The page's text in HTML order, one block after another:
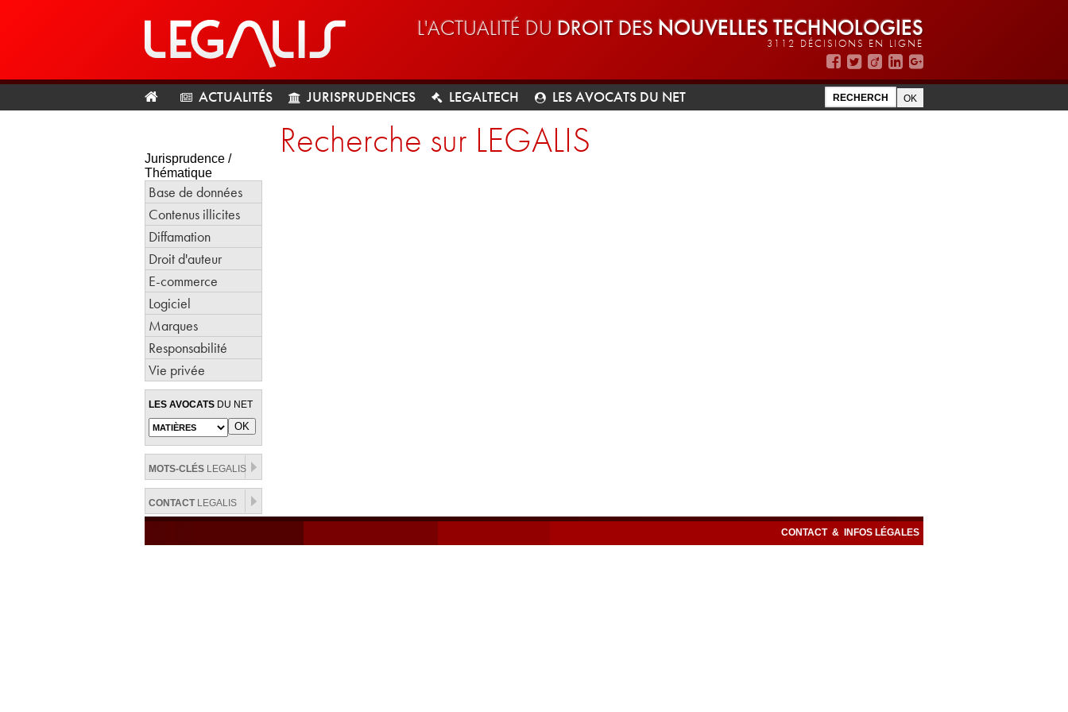
L'ACTUALITÉ DU DROIT DES NOUVELLES TECHNOLOGIES
3112 DÉCISIONS EN LIGNE
ACTUALITÉS JURISPRUDENCES LEGALTECH LES AVOCATS DU NET
Jurisprudence /
Thématique
Base de données
Contenus illicites
Diffamation
Droit d'auteur
E-commerce
Logiciel
Marques
Responsabilité
Vie privée
LES AVOCATS DU NET
MOTS-CLÉS LEGALIS
CONTACTLEGALIS
Recherche sur LEGALIS
CONTACT & INFOS LÉGALES